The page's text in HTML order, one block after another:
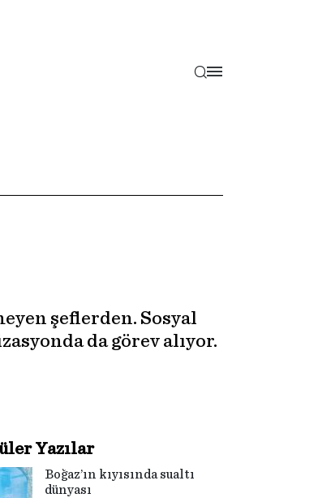
şeflerden. Sosyal
da görev alıyor.
Yazılar
Boğaz’ın kıyısında sualtı
dünyası